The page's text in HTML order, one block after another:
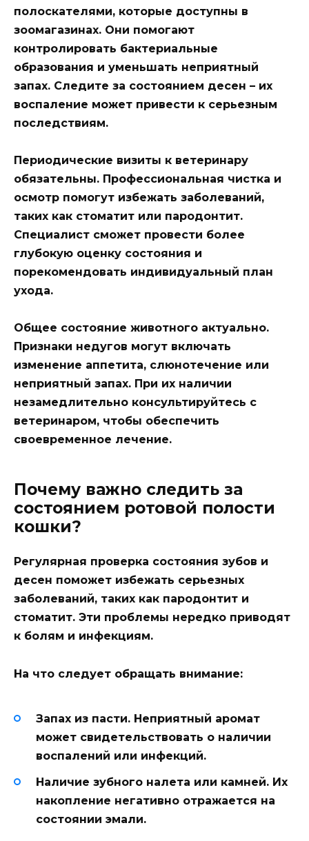
полоскателями, которые доступны в
зоомагазинах. Они помогают
контролировать бактериальные
образования и уменьшать неприятный
запах. Следите за состоянием десен – их
воспаление может привести к серьезным
последствиям.
Периодические визиты к ветеринару
обязательны. Профессиональная чистка и
осмотр помогут избежать заболеваний,
таких как стоматит или пародонтит.
Специалист сможет провести более
глубокую оценку состояния и
порекомендовать индивидуальный план
ухода.
Общее состояние животного актуально.
Признаки недугов могут включать
изменение аппетита, слюнотечение или
неприятный запах. При их наличии
незамедлительно консультируйтесь с
ветеринаром, чтобы обеспечить
своевременное лечение.
Почему важно следить за
состоянием ротовой полости
кошки?
Регулярная проверка состояния зубов и
десен поможет избежать серьезных
заболеваний, таких как пародонтит и
стоматит. Эти проблемы нередко приводят
к болям и инфекциям.
На что следует обращать внимание:
Запах из пасти. Неприятный аромат
может свидетельствовать о наличии
воспалений или инфекций.
Наличие зубного налета или камней. Их
накопление негативно отражается на
состоянии эмали.